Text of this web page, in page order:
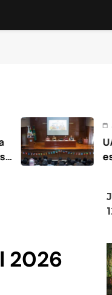
Agosto 5, 2026
UAEMéx envía
estancias
2026